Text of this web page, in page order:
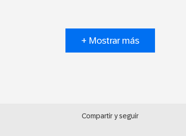
+ Mostrar más
Compartir y seguir